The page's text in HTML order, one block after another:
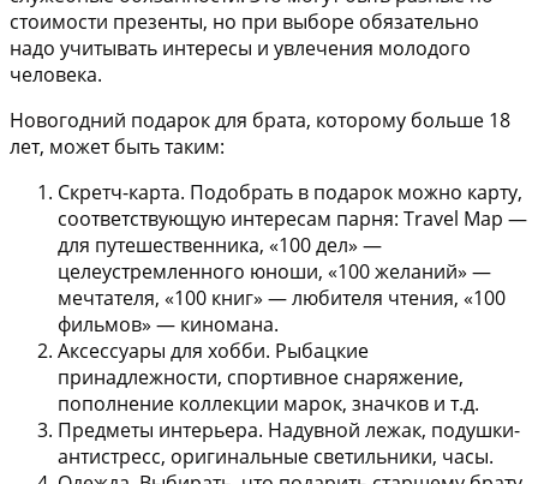
стоимости презенты, но при выборе обязательно
надо учитывать интересы и увлечения молодого
человека.
Новогодний подарок для брата, которому больше 18
лет, может быть таким:
Скретч-карта. Подобрать в подарок можно карту,
соответствующую интересам парня: Travel Map —
для путешественника, «100 дел» —
целеустремленного юноши, «100 желаний» —
мечтателя, «100 книг» — любителя чтения, «100
фильмов» — киномана.
Аксессуары для хобби. Рыбацкие
принадлежности, спортивное снаряжение,
пополнение коллекции марок, значков и т.д.
Предметы интерьера. Надувной лежак, подушки-
антистресс, оригинальные светильники, часы.